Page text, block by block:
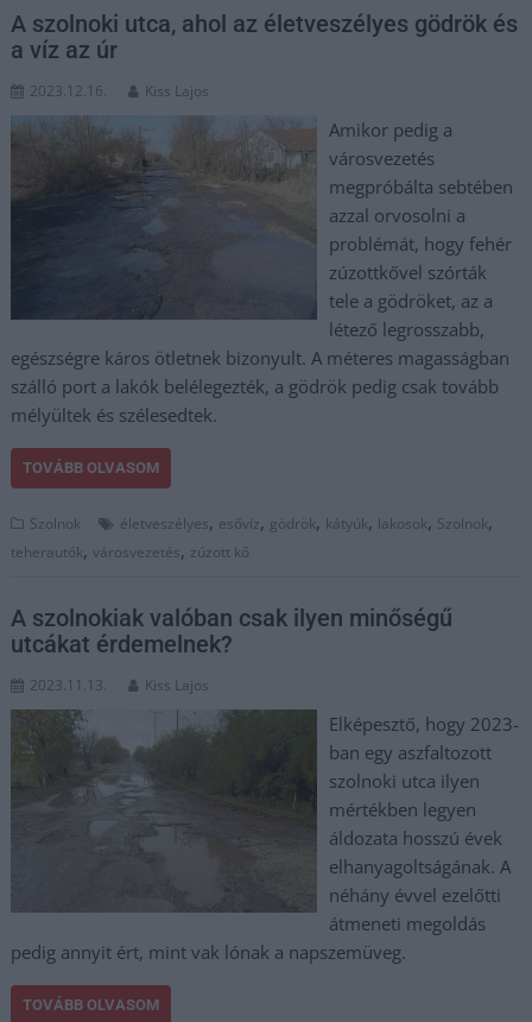
A szolnoki utca, ahol az életveszélyes gödrök és
a víz az úr
2023.12.16. Kiss Lajos
Amikor pedig a
városvezetés
megpróbálta sebtében
azzal orvosolni a
problémát, hogy fehér
zúzottkővel szórták
tele a gödröket, az a
létező legrosszabb,
egészségre káros ötletnek bizonyult. A méteres magasságban
szálló port a lakók belélegezték, a gödrök pedig csak tovább
mélyültek és szélesedtek.
TOVÁBB OLVASOM
Szolnok életveszélyes, esővíz, gödrök, kátyúk, lakosok, Szolnok,
teherautók,városvezetés, zúzott kő
A szolnokiak valóban csak ilyen minőségű
utcákat érdemelnek?
2023.11.13. Kiss Lajos
Elképesztő, hogy 2023-
ban egy aszfaltozott
szolnoki utca ilyen
mértékben legyen
áldozata hosszú évek
elhanyagoltságának. A
néhány évvel ezelőtti
átmeneti megoldás
pedig annyit ért, mint vak lónak a napszemüveg.
TOVÁBB OLVASOM